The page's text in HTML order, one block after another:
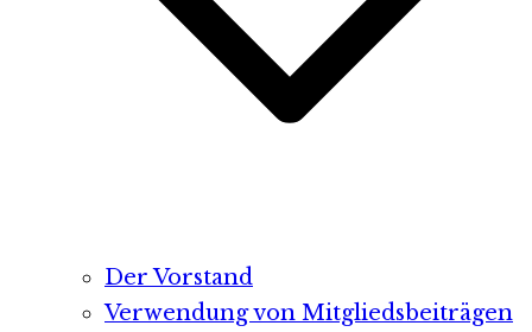
Der Vorstand
Verwendung von Mitgliedsbeiträgen